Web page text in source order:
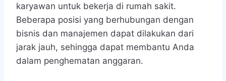
karyawan untuk bekerja di rumah sakit.
Beberapa posisi yang berhubungan dengan
bisnis dan manajemen dapat dilakukan dari
jarak jauh, sehingga dapat membantu Anda
dalam penghematan anggaran.